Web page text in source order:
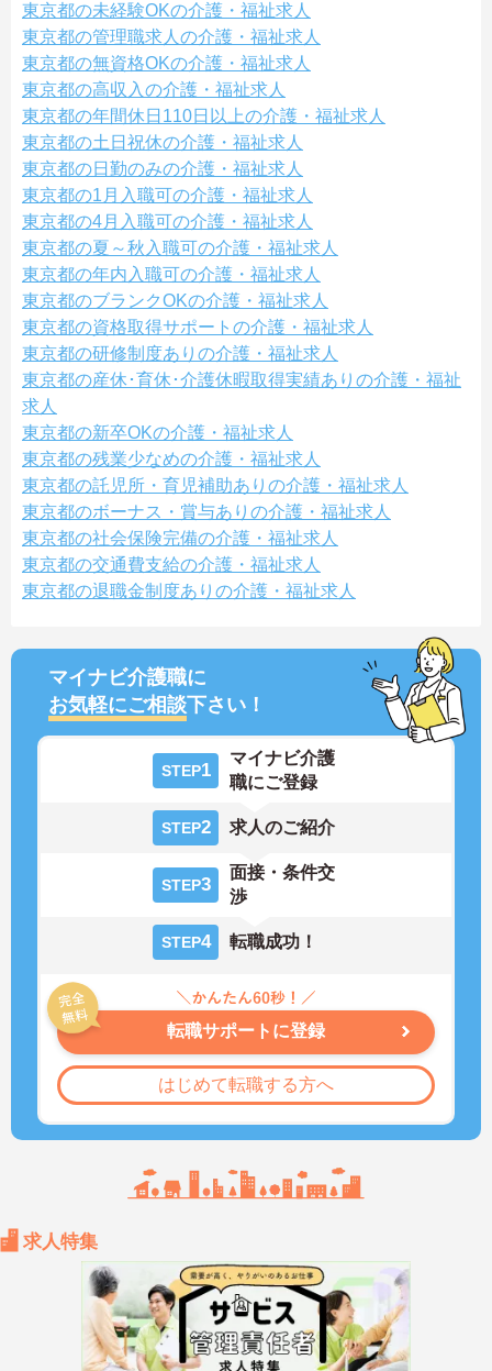
東京都の未経験OKの介護・福祉求人
東京都の管理職求人の介護・福祉求人
東京都の無資格OKの介護・福祉求人
東京都の高収入の介護・福祉求人
東京都の年間休日110日以上の介護・福祉求人
東京都の土日祝休の介護・福祉求人
東京都の日勤のみの介護・福祉求人
東京都の1月入職可の介護・福祉求人
東京都の4月入職可の介護・福祉求人
東京都の夏～秋入職可の介護・福祉求人
東京都の年内入職可の介護・福祉求人
東京都のブランクOKの介護・福祉求人
東京都の資格取得サポートの介護・福祉求人
東京都の研修制度ありの介護・福祉求人
東京都の産休･育休･介護休暇取得実績ありの介護・福祉
求人
東京都の新卒OKの介護・福祉求人
東京都の残業少なめの介護・福祉求人
東京都の託児所・育児補助ありの介護・福祉求人
東京都のボーナス・賞与ありの介護・福祉求人
東京都の社会保険完備の介護・福祉求人
東京都の交通費支給の介護・福祉求人
東京都の退職金制度ありの介護・福祉求人
マイナビ介護職に
お気軽にご相談下さい！
STEP1
マイナビ介護
職にご登録
STEP2 求人のご紹介
STEP3
面接・条件交
渉
STEP4 転職成功！
転職サポートに登録
はじめて転職する方へ
求人特集